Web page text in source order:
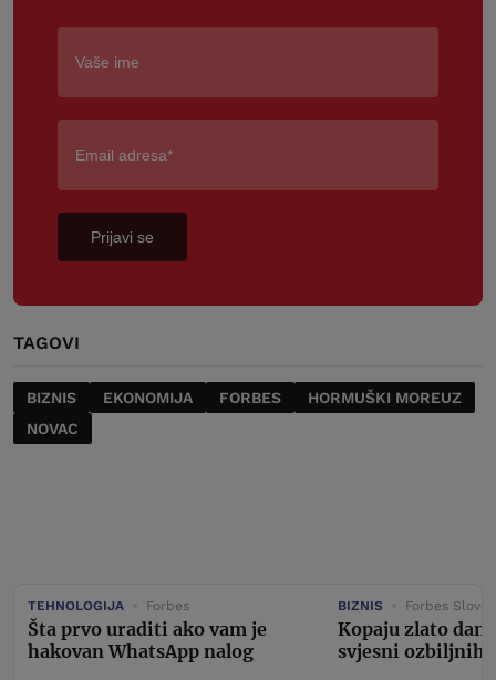
Prijavi se
TAGOVI
BIZNIS EKONOMIJA FORBES
HORMUŠKI MOREUZ
NOVAC
TEHNOLOGIJA Forbes
Šta prvo uraditi ako vam je
hakovan WhatsApp nalog
BIZNIS Forbes
Kopaju zlato dan
svjesni ozbiljnih